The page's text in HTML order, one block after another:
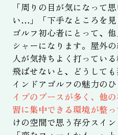
「周りの目が気になって
い…」「下手なところを見
ゴルフ初心者にとって、
シャーになります。屋外
人が気持ちよく打ってい
飛ばせないと、どうしても
インドアゴルフの魅力のひ
イプのブースが多く、他
習に集中できる環境が整っ
けの空間で思う存分スイン